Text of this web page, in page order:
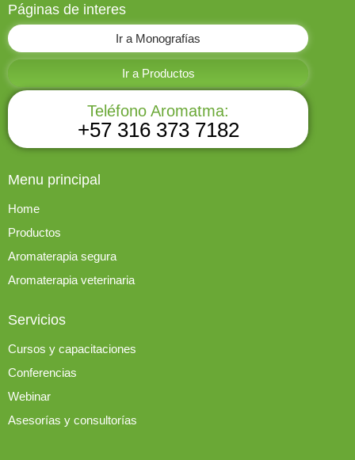
Páginas de interes
Ir a Monografías
Ir a Productos
Teléfono Aromatma:
+57 316 373 7182
Menu principal
Home
Productos
Aromaterapia segura
Aromaterapia veterinaria
Servicios
Cursos y capacitaciones
Conferencias
Webinar
Asesorías y consultorías